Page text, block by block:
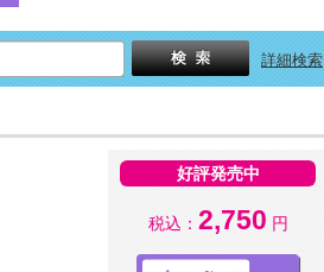
詳細検索
好評発売中
税込： 2,750 円